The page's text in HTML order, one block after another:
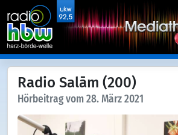
Radio Salām (200)
Hörbeitrag vom 28. März 2021